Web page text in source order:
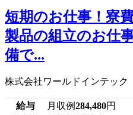
短期のお仕事！寮
製品の組立のお仕
備で...
株式会社ワールドインテック
給与 月収例284,480円